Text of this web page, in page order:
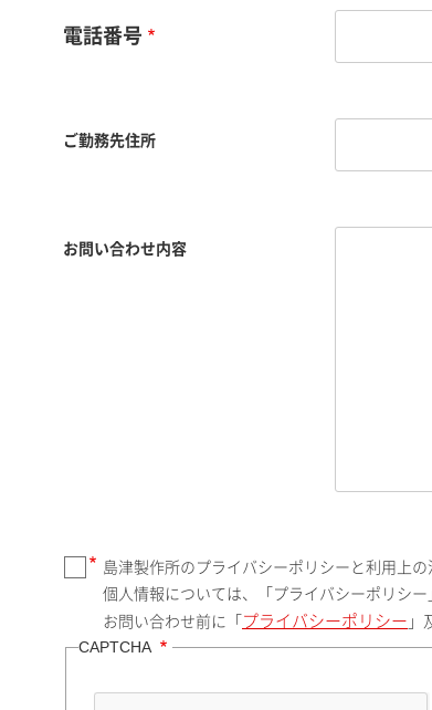
電話番号
ご勤務先住所
お問い合わせ内容
島津製作所のプライバシーポリシーと利用上の
個人情報については、「プライバシーポリシー
お問い合わせ前に「 プライバシーポリシー 」
CAPTCHA